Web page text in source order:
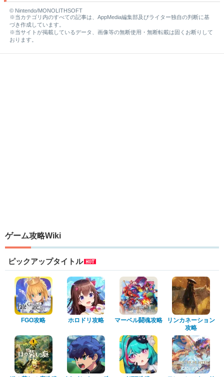
© Nintendo/MONOLITHSOFT
※当カテゴリ内のすべての記事は、AppMedia編集部及びライター独自の判断に基
づき作成しています。
※当サイトが掲載しているデータ、画像等の無断使用・無断転載は固くお断りして
おります。
ゲーム攻略Wiki
ピックアップタイトル
FGO攻略 ホロドリ攻略 マーベル闘魂攻略
リンカネーション
攻略